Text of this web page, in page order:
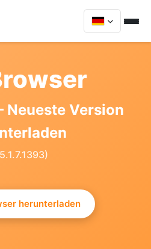
Neueste Version
herunterladen